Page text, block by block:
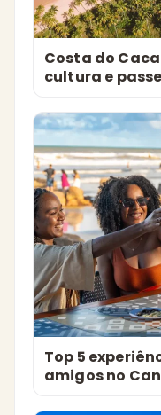
Costa do
cultura e
Top 5
amigos no